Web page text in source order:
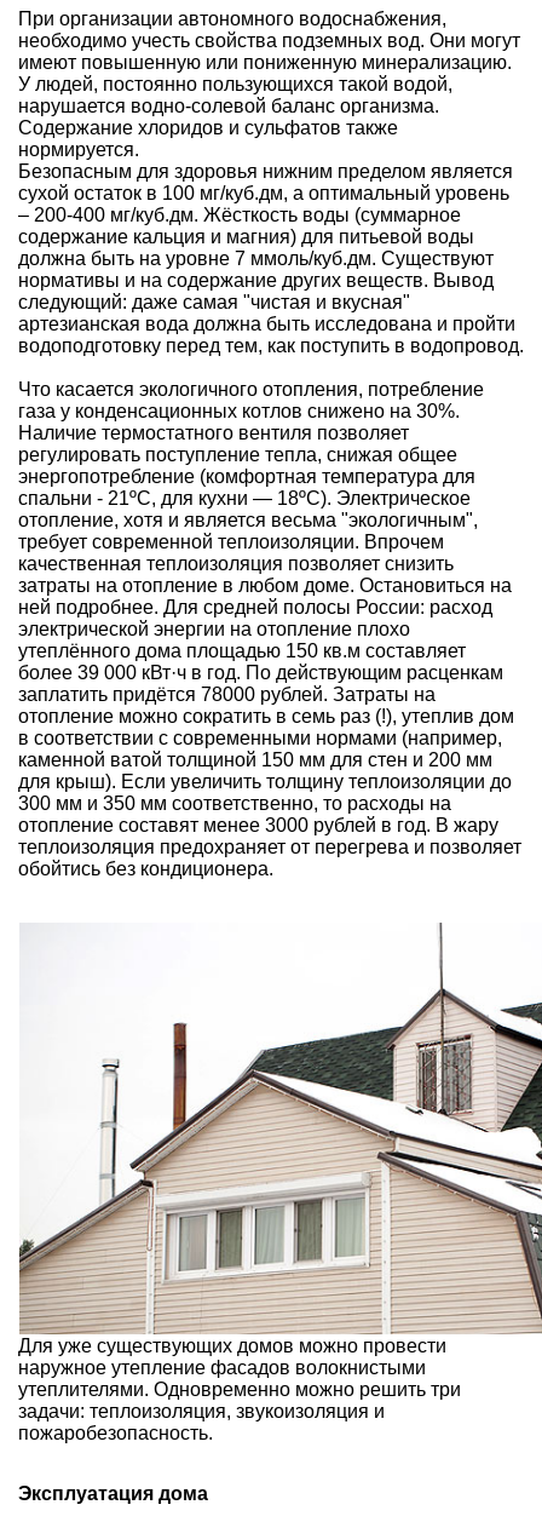
При организации автономного водоснабжения,
необходимо учесть свойства подземных вод. Они могут
имеют повышенную или пониженную минерализацию.
У людей, постоянно пользующихся такой водой,
нарушается водно-солевой баланс организма.
Содержание хлоридов и сульфатов также
нормируется.
Безопасным для здоровья нижним пределом является
сухой остаток в 100 мг/куб.дм, а оптимальный уровень
– 200-400 мг/куб.дм. Жёсткость воды (суммарное
содержание кальция и магния) для питьевой воды
должна быть на уровне 7 ммоль/куб.дм. Существуют
нормативы и на содержание других веществ. Вывод
следующий: даже самая "чистая и вкусная"
артезианская вода должна быть исследована и пройти
водоподготовку перед тем, как поступить в водопровод.
Что касается экологичного отопления, потребление
газа у конденсационных котлов снижено на 30%.
Наличие термостатного вентиля позволяет
регулировать поступление тепла, снижая общее
энергопотребление (комфортная температура для
спальни - 21ºC, для кухни — 18ºC). Электрическое
отопление, хотя и является весьма "экологичным",
требует современной теплоизоляции. Впрочем
качественная теплоизоляция позволяет снизить
затраты на отопление в любом доме. Остановиться на
ней подробнее. Для средней полосы России: расход
электрической энергии на отопление плохо
утеплённого дома площадью 150 кв.м составляет
более 39 000 кВт·ч в год. По действующим расценкам
заплатить придётся 78000 рублей. Затраты на
отопление можно сократить в семь раз (!), утеплив дом
в соответствии с современными нормами (например,
каменной ватой толщиной 150 мм для стен и 200 мм
для крыш). Если увеличить толщину теплоизоляции до
300 мм и 350 мм соответственно, то расходы на
отопление составят менее 3000 рублей в год. В жару
теплоизоляция предохраняет от перегрева и позволяет
обойтись без кондиционера.
Для уже существующих домов можно провести
наружное утепление фасадов волокнистыми
утеплителями. Одновременно можно решить три
задачи: теплоизоляция, звукоизоляция и
пожаробезопасность.
Эксплуатация дома